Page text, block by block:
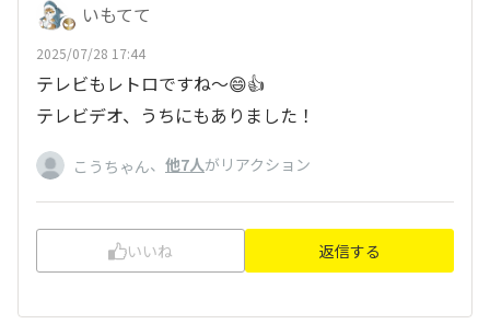
いもてて
2025/07/28 17:44
テレビもレトロですね〜😄👍
テレビデオ、うちにもありました！
こうちゃん、 他7人がリアクション
いいね 返信する